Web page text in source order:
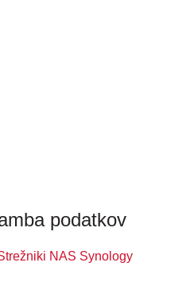
podatkov
NAS Synology
stroške in najmanjši
za ECOSYS PA4000x,